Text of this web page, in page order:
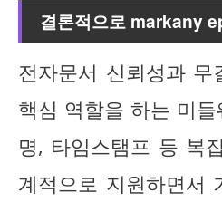
결론적으로 markany
전자문서 신뢰성과 무
핵심 역할을 하는 미
명, 타임스탬프 등 복
계적으로 지원하면서